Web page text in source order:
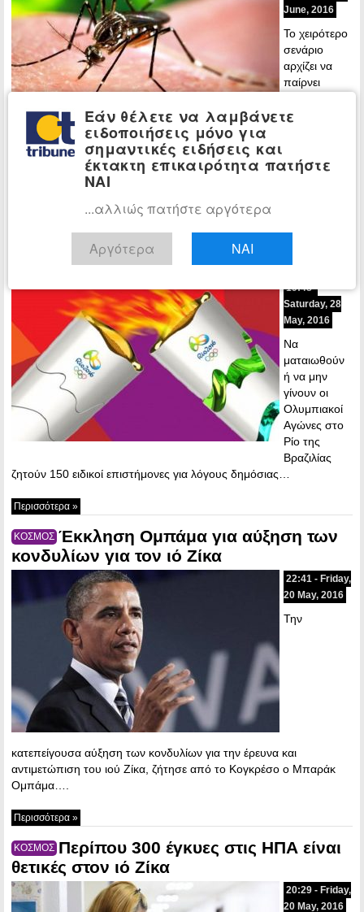
June, 2016
Το χειρότερο
σενάριο
αρχίζει να
παίρνει
οστά, καθώς
στην ευρωπαϊκή ήπειρο και δη στις…
Αγώνες στη Βραζιλία λόγω Ζίκα ζητούν
επιστήμονες
19:48 -
Saturday, 28
May, 2016
Να
ματαιωθούν
ή να μην
γίνουν οι
Ολυμπιακοί
Αγώνες στο
Ρίο της
Βραζιλίας
ζητούν 150 ειδικοί επιστήμονες για λόγους δημόσιας…
Περισσότερα »
ΚΟΣΜΟΣ Έκκληση Ομπάμα για αύξηση των
κονδυλίων για τον ιό Ζίκα
22:41 - Friday,
20 May, 2016
Την
κατεπείγουσα αύξηση των κονδυλίων για την έρευνα και
αντιμετώπιση του ιού Ζίκα, ζήτησε από το Κογκρέσο ο Μπαράκ
Ομπάμα….
Περισσότερα »
ΚΟΣΜΟΣ Περίπου 300 έγκυες στις ΗΠΑ είναι
θετικές στον ιό Ζίκα
20:29 - Friday,
20 May, 2016
Εάν θέλετε να λαμβάνετε
ειδοποιήσεις μόνο για
σημαντικές ειδήσεις και
έκτακτη επικαιρότητα πατήστε
ΝΑΙ
...αλλιώς πατήστε αργότερα
Αργότερα ΝΑΙ